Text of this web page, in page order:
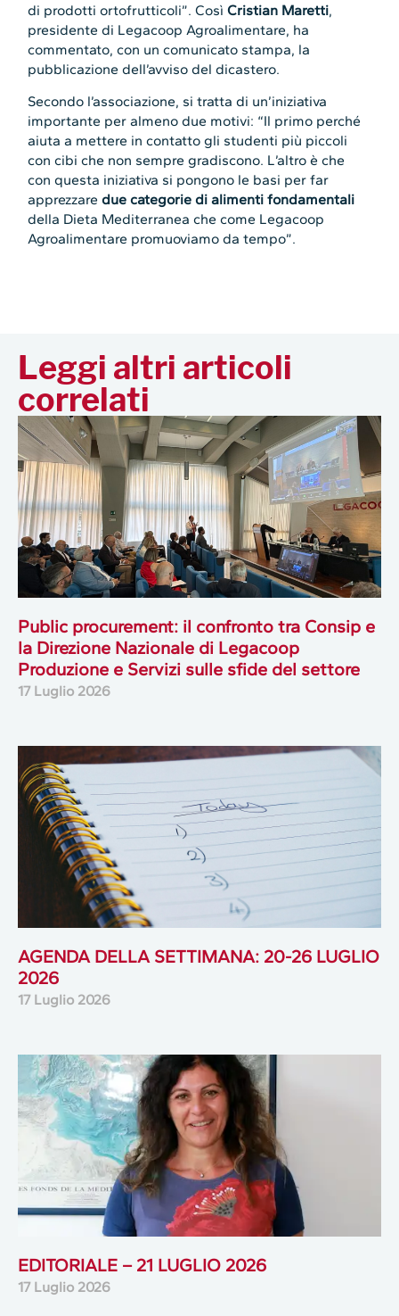
di prodotti ortofrutticoli”. CosìCristian Maretti,
presidente di Legacoop Agroalimentare, ha
commentato, con un comunicato stampa, la
pubblicazione dell’avviso del dicastero.
Secondo l’associazione, si tratta di un’iniziativa
importante per almeno due motivi: “Il primo perché
aiuta a mettere in contatto gli studenti più piccoli
con cibi che non sempre gradiscono. L’altro è che
con questa iniziativa si pongono le basi per far
apprezzaredue categorie di alimenti fondamentali
della Dieta Mediterranea che come Legacoop
Agroalimentare promuoviamo da tempo”.
Leggi altri articoli
correlati
Public procurement: il confronto tra Consip e
la Direzione Nazionale di Legacoop
Produzione e Servizi sulle sfide del settore
17 Luglio 2026
AGENDA DELLA SETTIMANA: 20-26 LUGLIO
2026
17 Luglio 2026
EDITORIALE – 21 LUGLIO 2026
17 Luglio 2026